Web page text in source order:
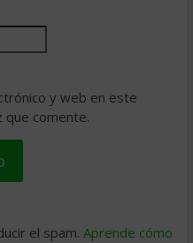
y web en este
que comente.
el spam. Aprende cómo